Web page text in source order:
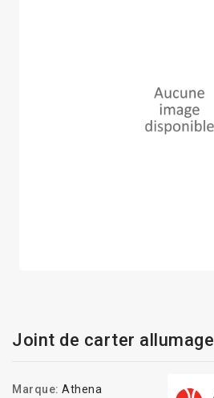
Joint de carter allumage
Marque: Athena